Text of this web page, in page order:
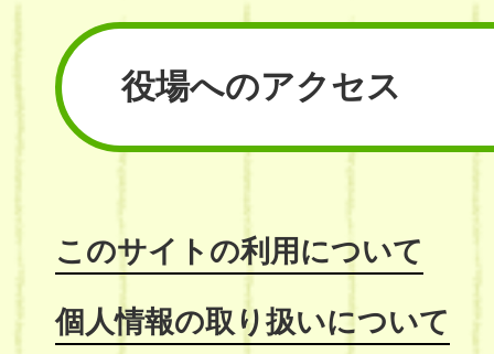
役場へのアクセス
このサイトの利用について
個人情報の取り扱いについて